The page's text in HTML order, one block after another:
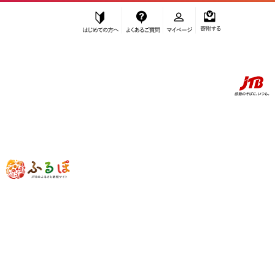
ふるぽ JTBのふるさと納税サイト
県産 笹おこわ 鰻 牛 名物 国産 おやつ お茶請け 夜食 米 お米 めし徳 新
潟県 南魚沼市